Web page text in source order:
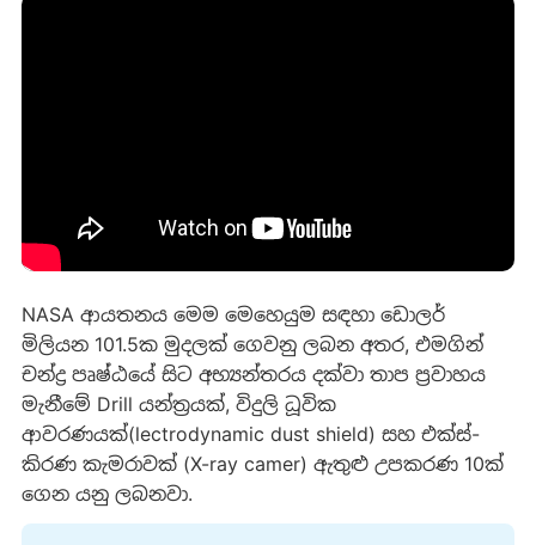
NASA ආයතනය මෙම මෙහෙයුම සඳහා ඩොලර්
මිලියන 101.5ක මුදලක් ගෙවනු ලබන අතර, එමගින්
චන්ද්‍ර පෘෂ්ඨයේ සිට අභ්‍යන්තරය දක්වා තාප ප්‍රවාහය
මැනීමේ Drill යන්ත්‍රයක්, විදුලි ධූවික
ආවරණයක්(lectrodynamic dust shield) සහ එක්ස්-
කිරණ කැමරාවක් (X-ray camer) ඇතුළු උපකරණ 10ක්
ගෙන යනු ලබනවා.